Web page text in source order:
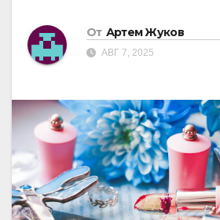
От Артем Жуков
АВГ 7, 2025